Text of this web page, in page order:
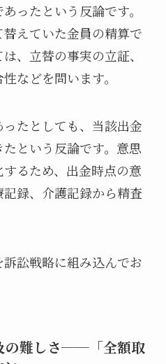
ったという反論です。
えていた金員の精算で
、立替の事実の立証、
などを問います。
たとしても、当該出金
という反論です。意思
るため、出金時点の意
録、介護記録から精査
訟戦略に組み込んでお
の難しさ──「全額取